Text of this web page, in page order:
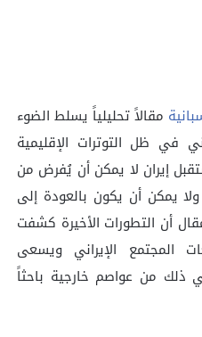
مقالاً تحليلياً يسلط الضوء
في ظل التوترات الإقليمية
إيران لا يمكن أن يُفرض من
ولا يمكن أن يكون بالعودة إلى
أن التطورات الأخيرة كشفت
المجتمع الإيراني ويسعى
ذلك من عواصم خارجية باحثاً